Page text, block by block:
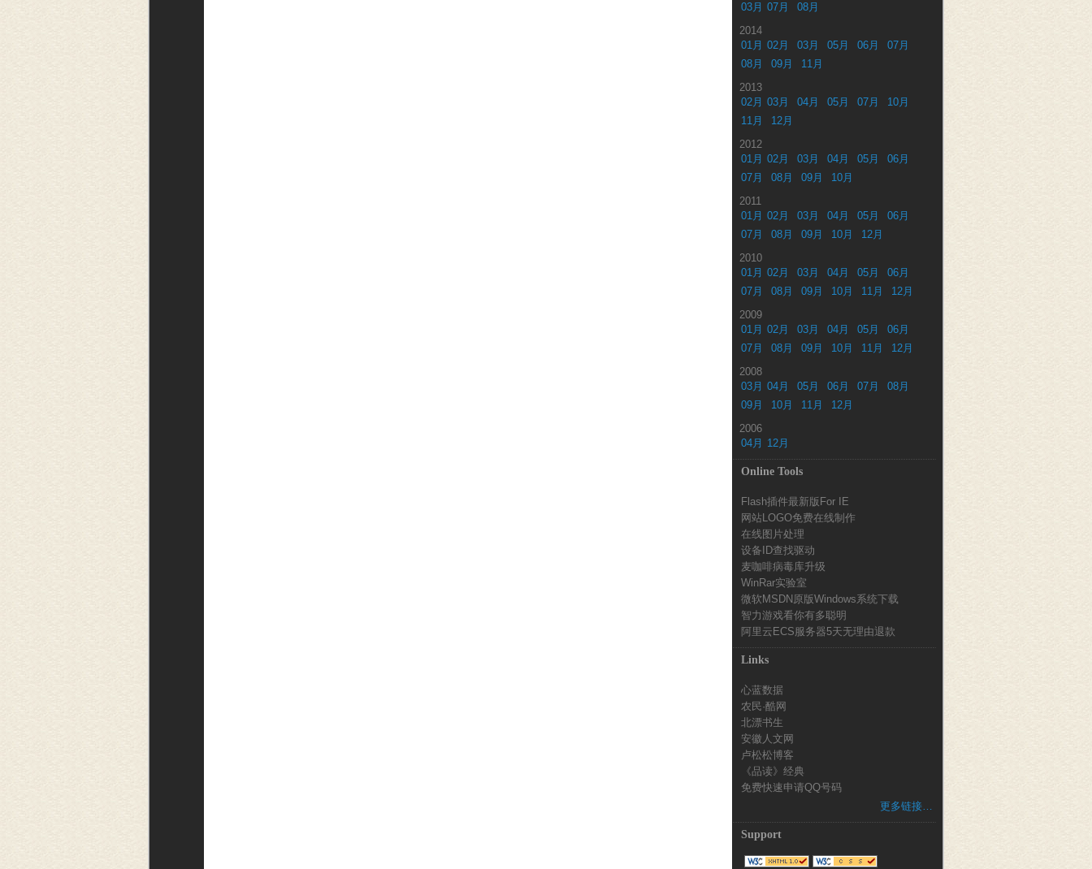
03月 07月
08月
2014
01月 02月 03月 05月 06月
07月
08月
09月
11月
2013
02月 03月 04月 05月 07月
10月
11月
12月
2012
01月 02月 03月 04月 05月
06月
07月
08月 09月
10月
2011
01月 02月 03月 04月 05月
06月
07月
08月 09月 10月
12月
2010
01月 02月 03月 04月 05月
06月
07月
08月 09月 10月 11月
12月
2009
01月 02月 03月 04月 05月
06月
07月
08月 09月 10月 11月
12月
2008
03月 04月 05月 06月 07月
08月
09月
10月 11月
12月
2006
04月
12月
Online Tools
Flash插件最新版For IE
网站LOGO免费在线制作
在线图片处理
设备ID查找驱动
麦咖啡病毒库升级
WinRar实验室
微软MSDN原版Windows系统下载
智力游戏看你有多聪明
阿里云ECS服务器5天无理由退款
Links
心蓝数据
农民·酷网
北漂书生
安徽人文网
卢松松博客
《品读》经典
免费快速申请QQ号码
更多链接…
Support